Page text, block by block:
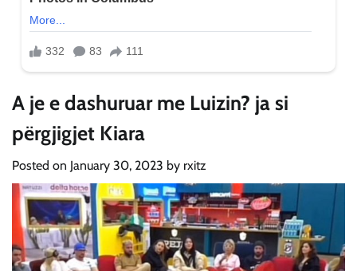
A je e dashuruar me Luizin? ja si
përgjigjet Kiara
Posted on January 30, 2023 by rxitz